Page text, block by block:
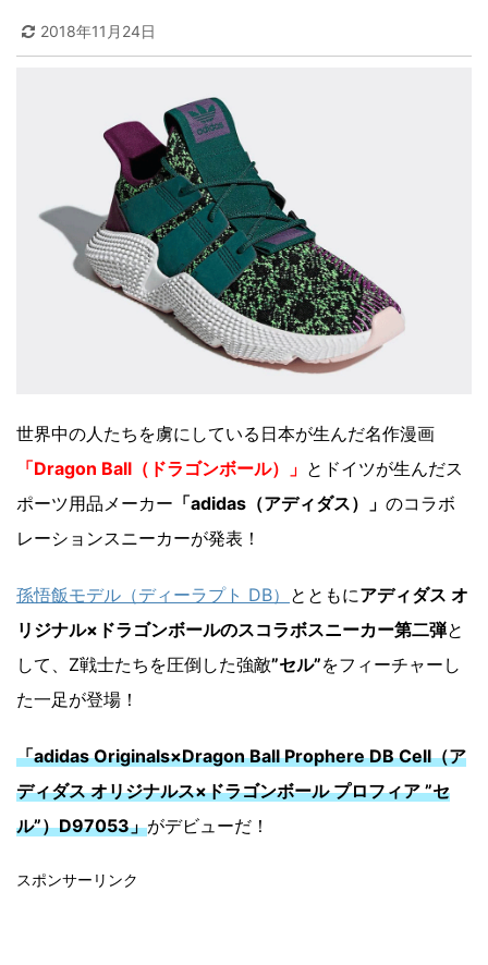
2018年11月24日
世界中の人たちを虜にしている日本が生んだ名作漫画
「Dragon Ball（ドラゴンボール）」 とドイツが生んだス
ポーツ用品メーカー 「adidas（アディダス）」 のコラボ
レーションスニーカーが発表！
孫悟飯モデル（ディーラプト DB） とともにアディダス オ
リジナル×ドラゴンボールのスコラボスニーカー第二弾と
して、Z戦士たちを圧倒した強敵”セル”をフィーチャーし
た一足が登場！
「adidas Originals×Dragon Ball Prophere DB Cell（ア
ディダス オリジナルス×ドラゴンボール プロフィア ”セ
ル”）D97053」がデビューだ！
スポンサーリンク